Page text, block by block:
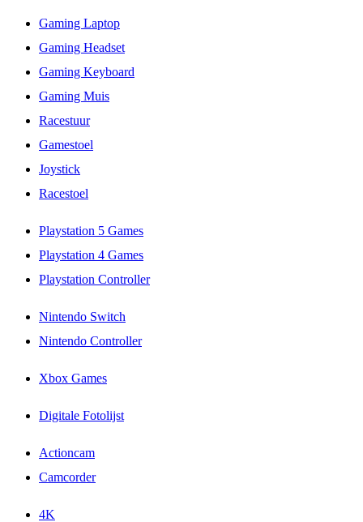
Gaming Laptop
Gaming Headset
Gaming Keyboard
Gaming Muis
Racestuur
Gamestoel
Joystick
Racestoel
Playstation 5 Games
Playstation 4 Games
Playstation Controller
Nintendo Switch
Nintendo Controller
Xbox Games
Digitale Fotolijst
Actioncam
Camcorder
4K